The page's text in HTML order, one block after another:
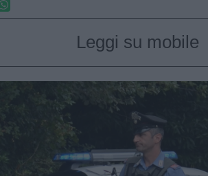
Leggi su mobile